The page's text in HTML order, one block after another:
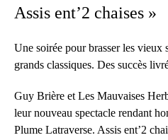
Assis ent’2 chaises »
Une soirée pour brasser les vieux
grands classiques. Des succès
Guy Brière et Les Mauvaises
leur nouveau spectacle rendant
Plume Latraverse. Assis ent’2